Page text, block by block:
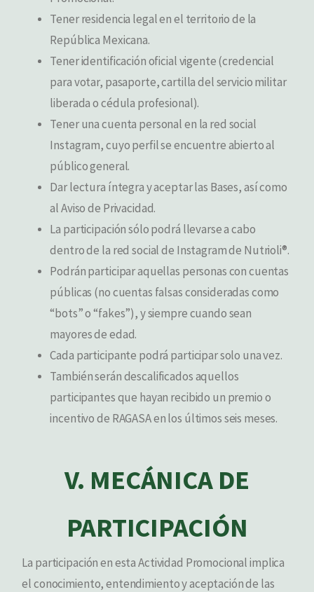
Tener residencia legal en el territorio de la
República Mexicana.
Tener identificación oficial vigente (credencial
para votar, pasaporte, cartilla del servicio militar
liberada o cédula profesional).
Tener una cuenta personal en la red social
Instagram, cuyo perfil se encuentre abierto al
público general.
Dar lectura íntegra y aceptar las Bases, así como
al Aviso de Privacidad.
La participación sólo podrá llevarse a cabo
dentro de la red social de Instagram de Nutrioli®.
Podrán participar aquellas personas con cuentas
públicas (no cuentas falsas consideradas como
“bots” o “fakes”), y siempre cuando sean
mayores de edad.
Cada participante podrá participar solo una vez.
También serán descalificados aquellos
participantes que hayan recibido un premio o
incentivo de RAGASA en los últimos seis meses.
V. MECÁNICA DE
PARTICIPACIÓN
La participación en esta Actividad Promocional implica
el conocimiento, entendimiento y aceptación de las